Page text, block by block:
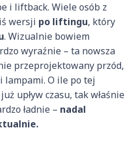
i liftback. Wiele osób z
wersji po liftingu, który
. Wizualnie bowiem
wyraźnie – ta nowsza
przeprojektowany przód,
O ile po tej
upływ czasu, tak właśnie
ładnie – nadal